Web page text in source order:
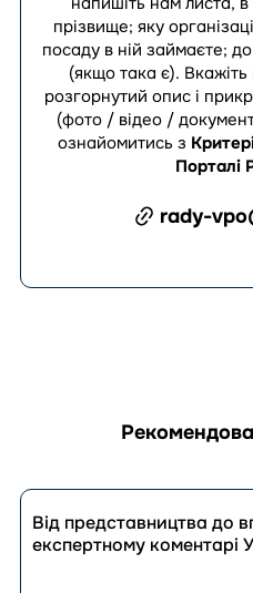
прізвище; яку
посаду в ній займаєте;
(якщо така є). Вкажіть
розгорнутий опис і
(фото / відео /
ознайомитись з
Порталі
rady-
Перейти
до
публікації
Від представництва до
експертному